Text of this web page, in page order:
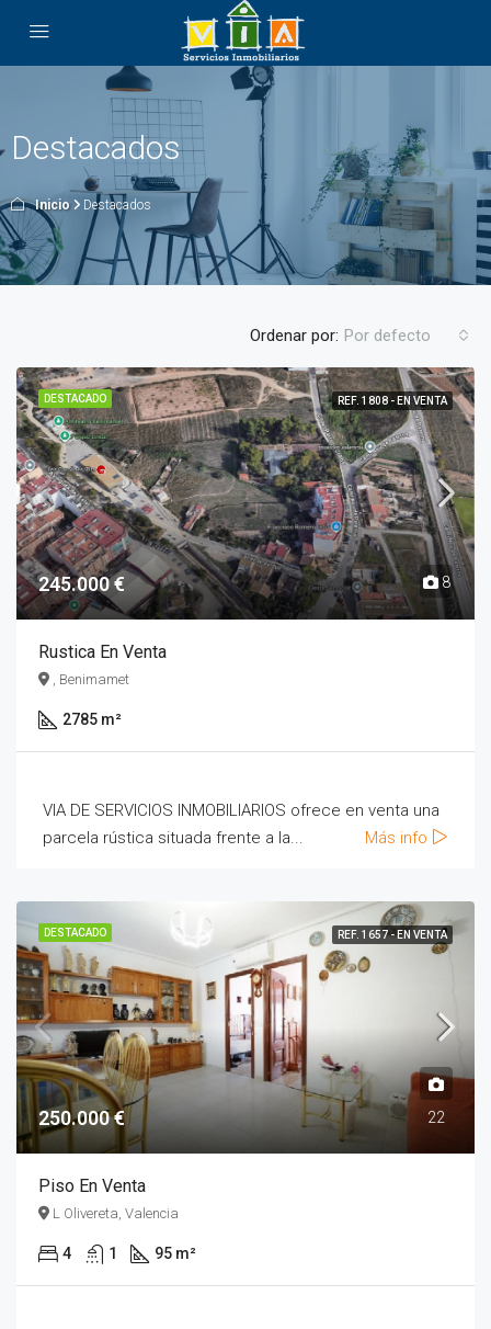
Destacados
Inicio Destacados
Ordenar por: Por defecto
DESTACADO REF. 1808 - EN VENTA
245.000 € 8
Rustica En Venta
, Benimamet
2785 m²
VIA DE SERVICIOS INMOBILIARIOS ofrece en venta una
parcela rústica situada frente a la...
Más info
DESTACADO REF. 1657 - EN VENTA
250.000 € 22
Piso En Venta
L Olivereta, Valencia
4 1 95 m²